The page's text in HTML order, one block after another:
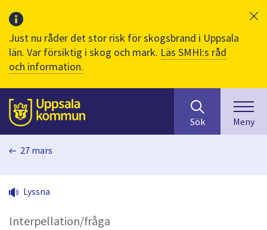
Just nu råder det stor risk för skogsbrand i Uppsala
län. Var försiktig i skog och mark. Läs SMHI:s råd
och information.
Till sidans
huvudinnehåll
efter
innehåll
på
Sök Meny
27 mars
Lyssna
Interpellation/fråga